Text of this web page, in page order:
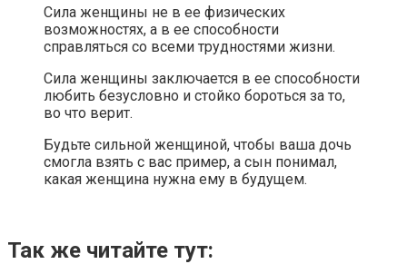
Сила женщины не в ее физических
возможностях, а в ее способности
справляться со всеми трудностями жизни.
Сила женщины заключается в ее способности
любить безусловно и стойко бороться за то,
во что верит.
Будьте сильной женщиной, чтобы ваша дочь
смогла взять с вас пример, а сын понимал,
какая женщина нужна ему в будущем.
Так же читайте тут: